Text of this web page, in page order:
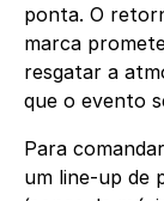
ponta. O
marca
resgatar a
que o evento
Para
um line-up de